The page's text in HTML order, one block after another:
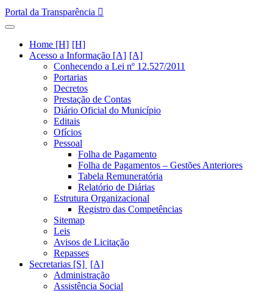
Portal da Transparência
Home [H]
Acesso a Informação [A]
Conhecendo a Lei nº 12.527/2011
Portarias
Decretos
Prestação de Contas
Diário Oficial do Município
Editais
Ofícios
Pessoal
Folha de Pagamento
Folha de Pagamentos – Gestões Anteriores
Tabela Remuneratória
Relatório de Diárias
Estrutura Organizacional
Registro das Competências
Sitemap
Leis
Avisos de Licitação
Repasses
Secretarias [S]
Administração
Assistência Social